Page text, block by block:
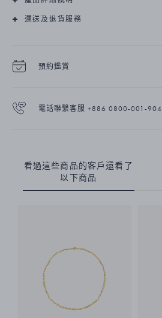
運送及退貨服務
預約鑑賞
電話聯繫客服 +886 0800-001-904
看過這些商品的客戶還看了
以下商品